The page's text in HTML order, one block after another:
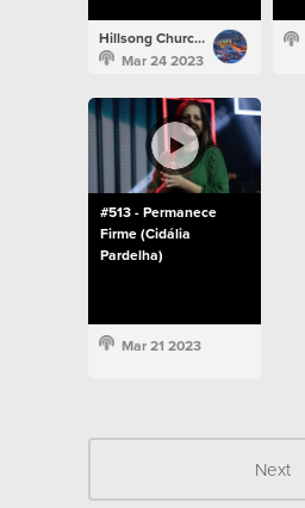
Hillsong Church Portugal
Mar 24 2023
#513 - Permanece
Firme (Cidália
Pardelha)
Mar 21 2023
Next